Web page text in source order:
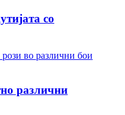
со
различни